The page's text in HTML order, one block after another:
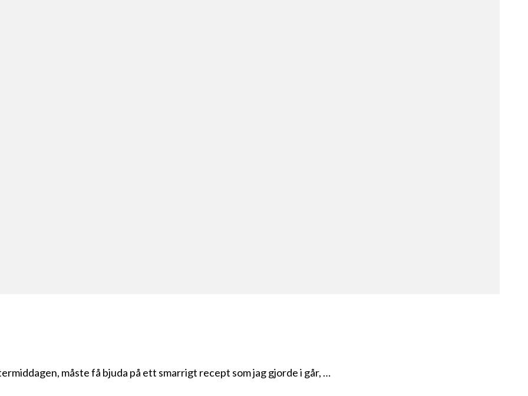
måste få bjuda på ett smarrigt recept som jag gjorde i går, …